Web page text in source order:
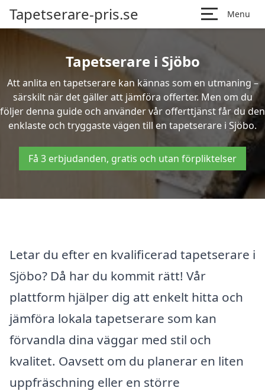
Tapetserare-pris.se Menu
Tapetserare i Sjöbo
Att anlita en tapetserare kan kännas som en utmaning –
särskilt när det gäller att jämföra offerter. Men om du
följer denna guide och använder vår offerttjänst får du den
enklaste och tryggaste vägen till en tapetserare i Sjöbo.
Få 3 erbjudanden, gratis och utan förpliktelser
Letar du efter en kvalificerad tapetserare i
Sjöbo? Då har du kommit rätt! Vår
plattform hjälper dig att enkelt hitta och
jämföra lokala tapetserare som kan
förvandla dina väggar med stil och
kvalitet. Oavsett om du planerar en liten
uppfräschning eller en större